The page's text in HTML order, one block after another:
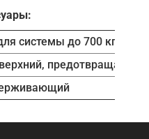
системы до 700 кг
предотвращает